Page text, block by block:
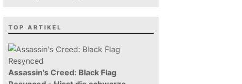
TOP ARTIKEL
Assassin's Creed: Black Flag